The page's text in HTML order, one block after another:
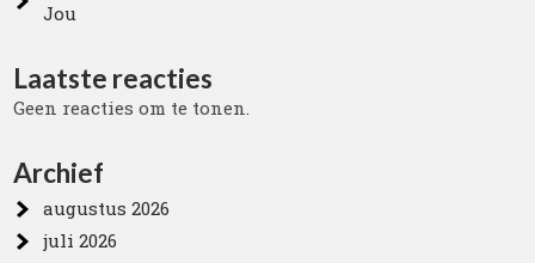
Jou
Laatste reacties
Geen reacties om te tonen.
Archief
augustus 2026
juli 2026